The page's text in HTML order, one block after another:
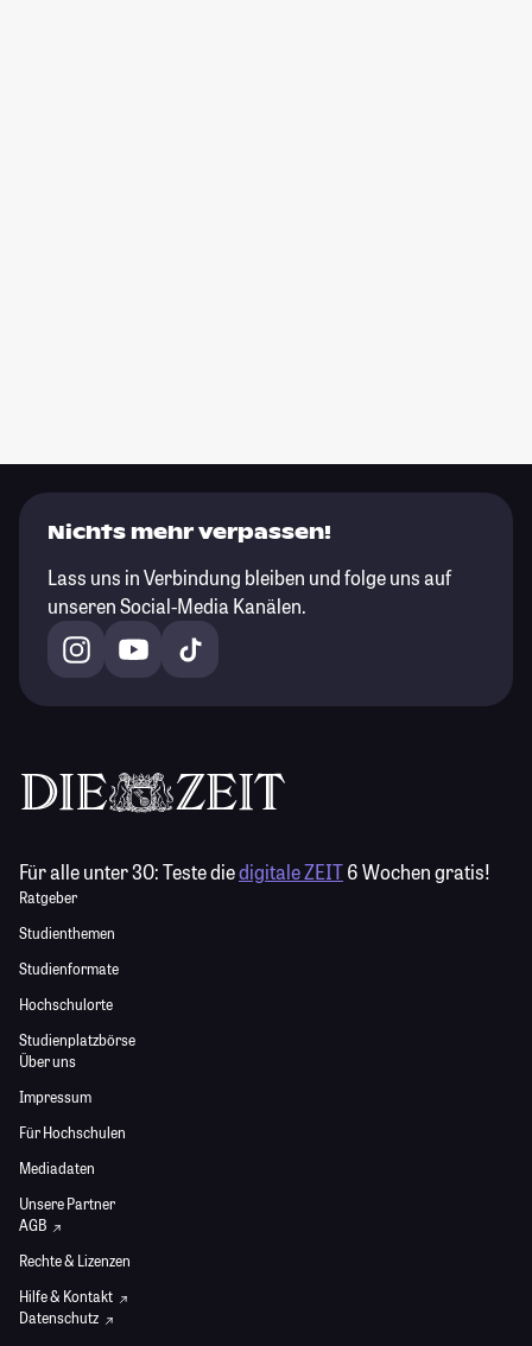
Nichts mehr verpassen!
Lass uns in Verbindung bleiben und folge uns auf
unseren Social-Media Kanälen.
Für alle unter 30:Teste diedigitale ZEIT6 Wochen gratis!
Ratgeber
Studienthemen
Studienformate
Hochschulorte
Studienplatzbörse
Über uns
Impressum
Für Hochschulen
Mediadaten
Unsere Partner
AGB
Rechte & Lizenzen
Hilfe & Kontakt
Datenschutz